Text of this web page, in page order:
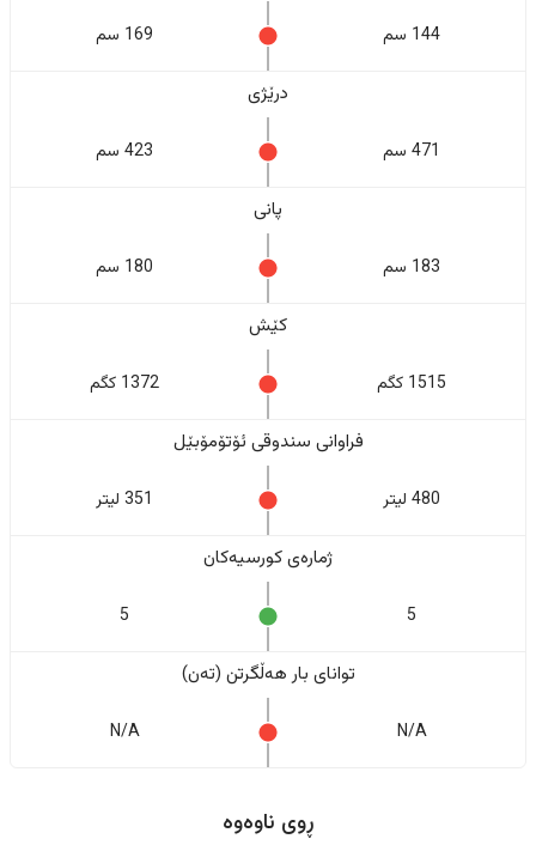
144 سم 169 سم
درێژی
471 سم 423 سم
پانی
183 سم 180 سم
کێش
1515 کگم 1372 کگم
فراوانی سندوقی ئۆتۆمۆبێل
480 لیتر 351 لیتر
ژمارەی کورسیەکان
5
5
تواناى بار هەڵگرتن (تەن)
N/A
N/A
ڕوی ناوەوە